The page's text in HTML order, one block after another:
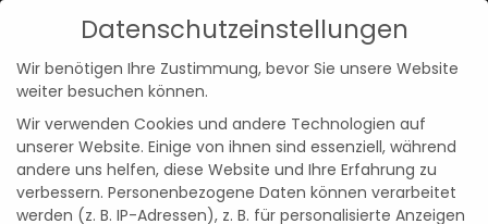
Kontakt
Datenschutzeinstellungen
Wir benötigen Ihre Zustimmung, bevor Sie unsere Website
weiter besuchen können.
Wir verwenden Cookies und andere Technologien auf
unserer Website. Einige von ihnen sind essenziell, während
andere uns helfen, diese Website und Ihre Erfahrung zu
verbessern. Personenbezogene Daten können verarbeitet
werden (z. B. IP-Adressen), z. B. für personalisierte Anzeigen